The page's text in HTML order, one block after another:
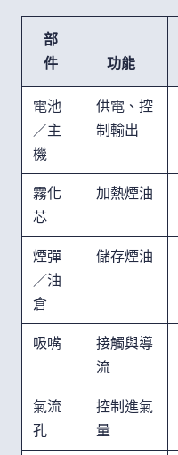
部
件
功能
電池
／主
機
供電、控
制輸出
霧化
芯
加熱煙油
煙彈
／油
倉
儲存煙油
吸嘴
接觸與導
流
氣流
孔
控制進氣
量